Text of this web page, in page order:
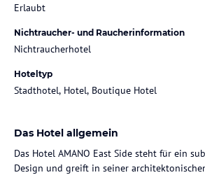
Erlaubt
Nichtraucher- und Raucherinformation
Nichtraucherhotel
Hoteltyp
Stadthotel, Hotel, Boutique Hotel
Das Hotel allgemein
Das Hotel AMANO East Side steht für ein
Design und greift in seiner